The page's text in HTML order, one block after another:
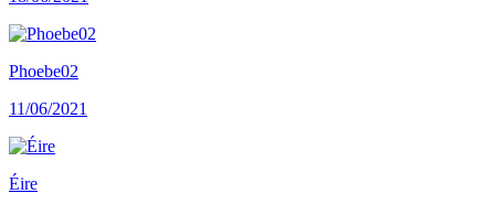
Phoebe02
11/06/2021
Éire